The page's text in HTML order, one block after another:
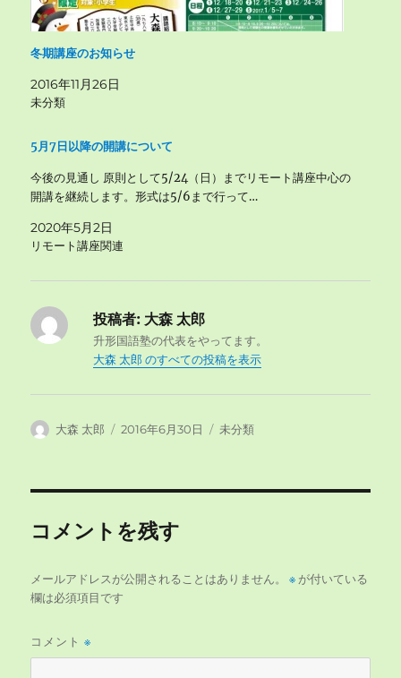
冬期講座のお知らせ
2016年11月26日
未分類
5月7日以降の開講について
今後の見通し 原則として5/24（日）までリモート講座中心の
開講を継続します。形式は5/6まで行って…
2020年5月2日
リモート講座関連
投稿者: 大森 太郎
升形国語塾の代表をやってます。
大森 太郎 のすべての投稿を表示
投
大森 太郎
投
2016年6月30日
カ
未分類
コメントを残す
メールアドレスが公開されることはありません。 ※ が付いている
欄は必須項目です
コメント※